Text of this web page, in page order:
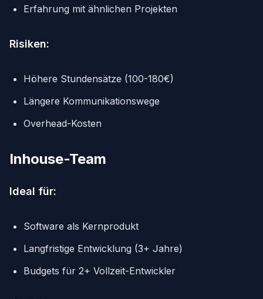
Erfahrung mit ähnlichen Projekten
Risiken:
Höhere Stundensätze (100-180€)
Längere Kommunikationswege
Overhead-Kosten
Inhouse-Team
Ideal für:
Software als Kernprodukt
Langfristige Entwicklung (3+ Jahre)
Budgets für 2+ Vollzeit-Entwickler